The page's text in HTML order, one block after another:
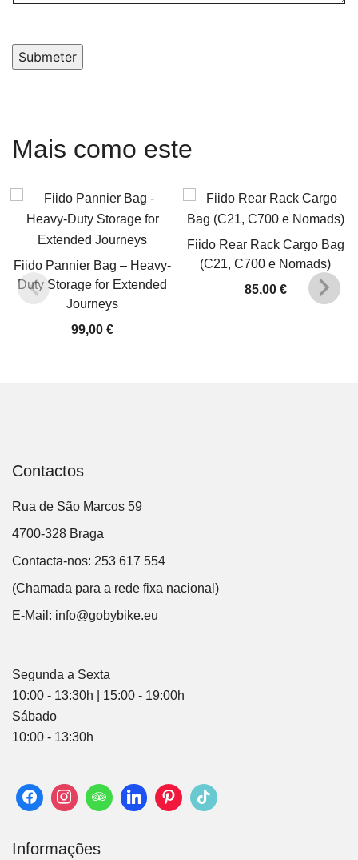
Submeter
Mais como este
Fiido Pannier Bag – Heavy-
Duty Storage for Extended
Journeys
99,00€
Fiido Rear Rack Cargo Bag
(C21, C700 e Nomads)
85,00 €
Contactos
Rua de São Marcos 59
4700-328 Braga
Contacta-nos: 253 617 554
(Chamada para a rede fixa nacional)
E-Mail: info@gobybike.eu
Segunda a Sexta
10:00 - 13:30h | 15:00 - 19:00h
Sábado
10:00 - 13:30h
Informações